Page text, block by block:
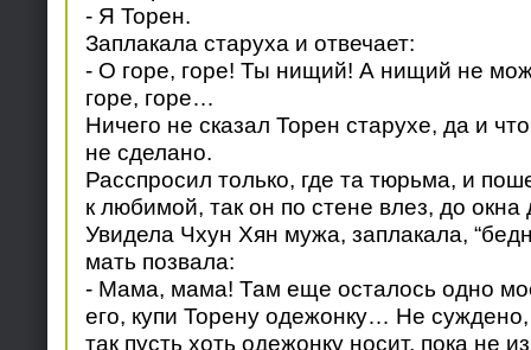
- Я Торен.
Заплакала старуха и отвечает:
- О горе, горе! Ты нищий! А нищий не
горе, горе…
Ничего не сказал Торен старухе, да и
не сделано.
Расспросил только, где та тюрьма, и
к любимой, так он по стене влез, до окна
Увидела Чхун Хян мужа, заплакала,
мать позвала:
- Мама, мама! Там еще осталось одно
его, купи Торену одежонку… Не
так пусть хоть одежонку носит, пока не